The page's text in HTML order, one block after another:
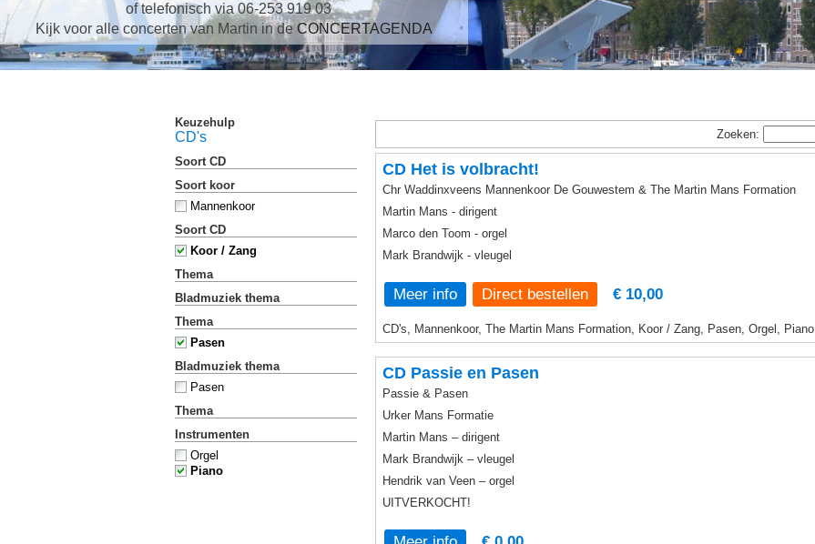
of telefonisch via 06-253 919 03
Kijk voor alle concerten van Martin in deCONCERTAGENDA
Keuzehulp
CD's
Soort CD
Soort koor
Mannenkoor
Soort CD
Koor / Zang
Thema
Bladmuziek thema
Thema
Pasen
Bladmuziek thema
Pasen
Thema
Instrumenten
Orgel
Piano
Zoeken:
CD Het is volbracht!
Chr Waddinxveens Mannenkoor De Gouwestem & The Martin Mans Formation
Martin Mans - dirigent
Marco den Toom - orgel
Mark Brandwijk - vleugel
Meer info € 10,00
CD's, Mannenkoor, The Martin Mans Formation, Koor / Zang, Pasen, Orgel, Piano
CD Passie en Pasen
Passie & Pasen
Urker Mans Formatie
Martin Mans – dirigent
Mark Brandwijk – vleugel
Hendrik van Veen – orgel
UITVERKOCHT!